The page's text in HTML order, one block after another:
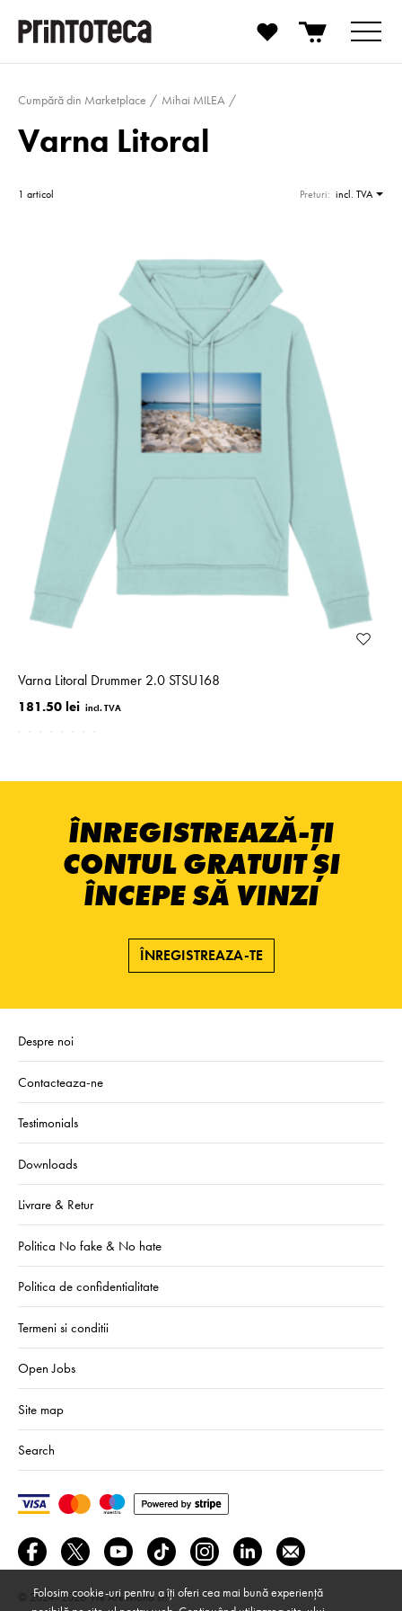
Cumpără din Marketplace Mihai MILEA
Varna Litoral
1 articol Preturi: incl. TVA
Varna Litoral Drummer 2.0 STSU168
181.50 lei
ÎNREGISTREAZĂ-ȚI
CONTUL GRATUIT ȘI
ÎNCEPE SĂ VINZI
ÎNREGISTREAZA-TE
Despre noi
Contacteaza-ne
Testimonials
Downloads
Livrare & Retur
Politica No fake & No hate
Politica de confidentialitate
Termeni si conditii
Open Jobs
Site map
Search
© 2024–2026 We Are Mono srl
Folosim cookie-uri pentru a îți oferi cea mai bună experiență